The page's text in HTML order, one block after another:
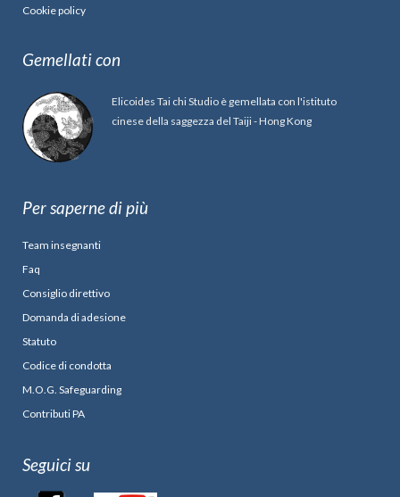
Cookie policy
Gemellati con
Elicoides Tai chi Studio è gemellata con l'istituto
cinese della saggezza del Taiji - Hong Kong
Per saperne di più
Team insegnanti
Faq
Consiglio direttivo
Domanda di adesione
Statuto
Codice di condotta
M.O.G. Safeguarding
Contributi PA
Seguici su